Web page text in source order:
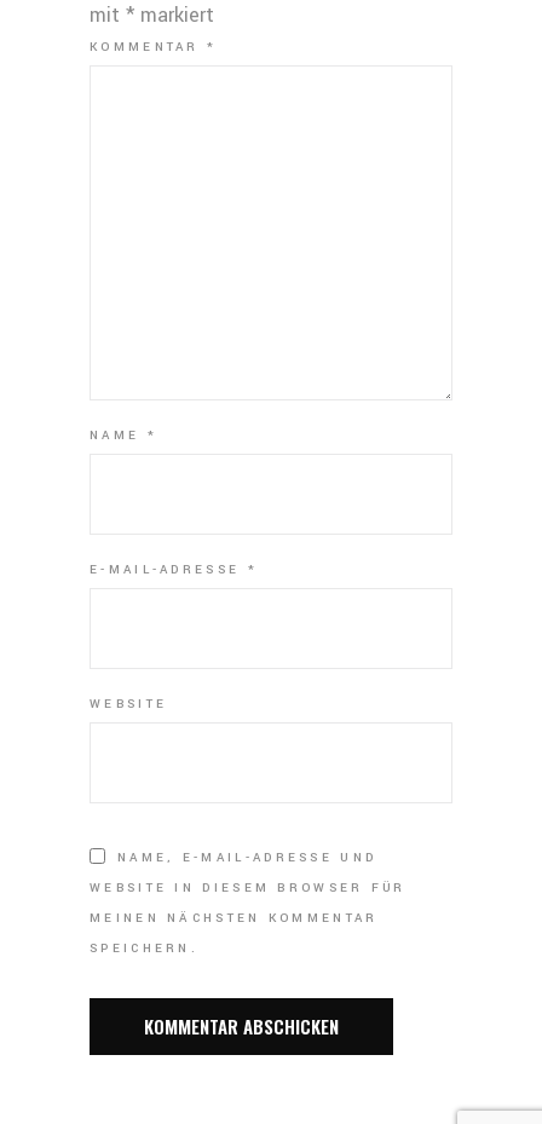
mit * markiert
KOMMENTAR*
NAME *
E-MAIL-ADRESSE *
WEBSITE
NAME, E-MAIL-ADRESSE UND
WEBSITE IN DIESEM BROWSER FÜR
MEINEN NÄCHSTEN KOMMENTAR
SPEICHERN.